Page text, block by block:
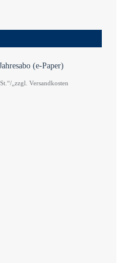
(e-Paper)
„zzgl. Versandkosten